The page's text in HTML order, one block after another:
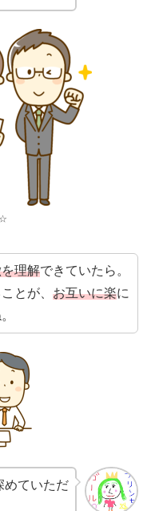
☆
理解できていたら。
とが、 お互いに楽に
めていただ